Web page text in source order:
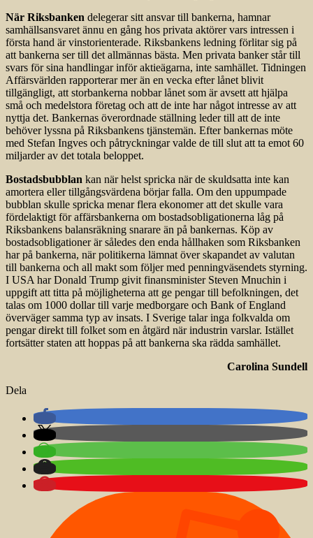
När Riksbanken delegerar sitt ansvar till bankerna, hamnar
samhällsansvaret ännu en gång hos privata aktörer vars intressen i
första hand är vinstorienterade. Riksbankens ledning förlitar sig på
att bankerna ser till det allmännas bästa. Men privata banker står till
svars för sina handlingar inför aktieägarna, inte samhället. Tidningen
Affärsvärlden rapporterar mer än en vecka efter lånet blivit
tillgängligt, att storbankerna nobbar lånet som är avsett att hjälpa
små och medelstora företag och att de inte har något intresse av att
nyttja det. Bankernas överordnade ställning leder till att de inte
behöver lyssna på Riksbankens tjänstemän. Efter bankernas möte
med Stefan Ingves och påtryckningar valde de till slut att ta emot 60
miljarder av det totala beloppet.
Bostadsbubblan kan när helst spricka när de skuldsatta inte kan
amortera eller tillgångsvärdena börjar falla. Om den uppumpade
bubblan skulle spricka menar flera ekonomer att det skulle vara
fördelaktigt för affärsbankerna om bostadsobligationerna låg på
Riksbankens balansräkning snarare än på bankernas. Köp av
bostadsobligationer är således den enda hållhaken som Riksbanken
har på bankerna, när politikerna lämnat över skapandet av valutan
till bankerna och all makt som följer med penningväsendets styrning.
I USA har Donald Trump givit finansminister Steven Mnuchin i
uppgift att titta på möjligheterna att ge pengar till befolkningen, det
talas om 1000 dollar till varje medborgare och Bank of England
överväger samma typ av insats. I Sverige talar inga folkvalda om
pengar direkt till folket som en åtgärd när industrin varslar. Istället
fort­sätter staten att hoppas på att bankerna ska rädda samhället.
Carolina Sundell
Dela